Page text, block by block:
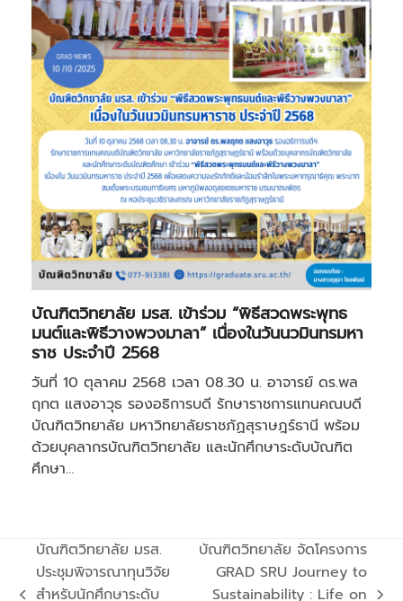
บัณฑิตวิทยาลัย มรส. เข้าร่วม “พิธีสวดพระพุทธ
มนต์และพิธีวางพวงมาลา” เนื่องในวันนวมินทรมหา
ราช ประจำปี 2568
วันที่ 10 ตุลาคม 2568 เวลา 08.30 น. อาจารย์ ดร.พล
ฤกต แสงอาวุธ รองอธิการบดี รักษาราชการแทนคณบดี
บัณฑิตวิทยาลัย มหาวิทยาลัยราชภัฏสุราษฎร์ธานี พร้อม
ด้วยบุคลากรบัณฑิตวิทยาลัย และนักศึกษาระดับบัณฑิต
ศึกษา…
บัณฑิตวิทยาลัย มรส.
ประชุมพิจารณาทุนวิจัย
สำหรับนักศึกษาระดับ
บัณฑิตวิทยาลัย จัดโครงการ
GRAD SRU Journey to
Sustainability : Life on